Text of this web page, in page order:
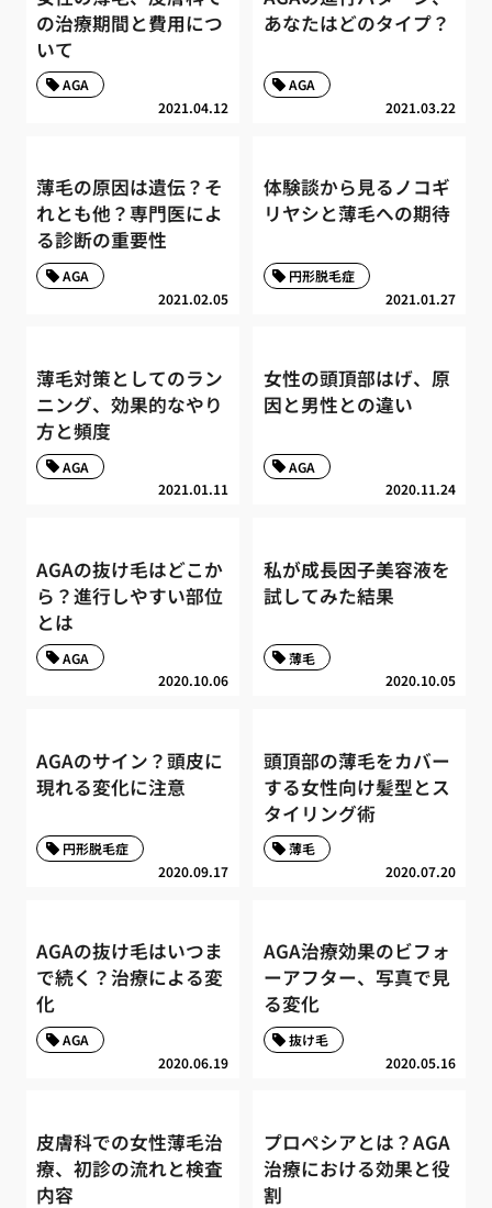
の治療期間と費用につ
いて
2021.04.12
AGA
あなたはどのタイプ？
2021.03.22
AGA
薄毛の原因は遺伝？そ
れとも他？専門医によ
る診断の重要性
2021.02.05
AGA
体験談から見るノコギ
リヤシと薄毛への期待
2021.01.27
円形脱毛症
薄毛対策としてのラン
ニング、効果的なやり
方と頻度
2021.01.11
AGA
女性の頭頂部はげ、原
因と男性との違い
2020.11.24
AGA
AGAの抜け毛はどこか
ら？進行しやすい部位
とは
2020.10.06
AGA
私が成長因子美容液を
試してみた結果
2020.10.05
薄毛
AGAのサイン？頭皮に
現れる変化に注意
2020.09.17
円形脱毛症
頭頂部の薄毛をカバー
する女性向け髪型とス
タイリング術
2020.07.20
薄毛
AGAの抜け毛はいつま
で続く？治療による変
化
2020.06.19
AGA
AGA治療効果のビフォ
ーアフター、写真で見
る変化
2020.05.16
抜け毛
皮膚科での女性薄毛治
療、初診の流れと検査
内容
プロペシアとは？AGA
治療における効果と役
割